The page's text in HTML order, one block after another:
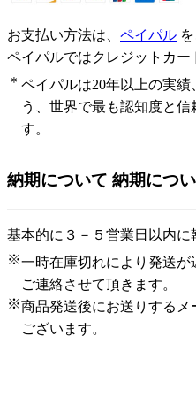
お支払い方法は、 ペイパル
ペイパルではクレジットカー
＊ ペイパルは20年以上の実
う、世界で最も認知度と
す。
納期について 納期につ
基本的に３－５営業日以内に
※一時在庫切れにより発送
ご連絡させて頂きます。
※商品発送後にお送りする
ございます。